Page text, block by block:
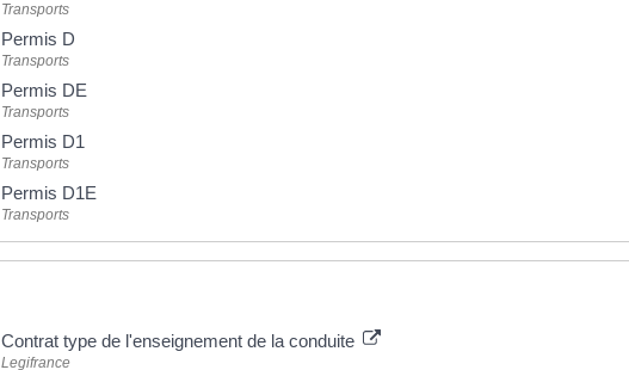
Transports
Permis D
Transports
Permis DE
Transports
Permis D1
Transports
Permis D1E
Transports
Contrat type de l'enseignement de la conduite
Legifrance